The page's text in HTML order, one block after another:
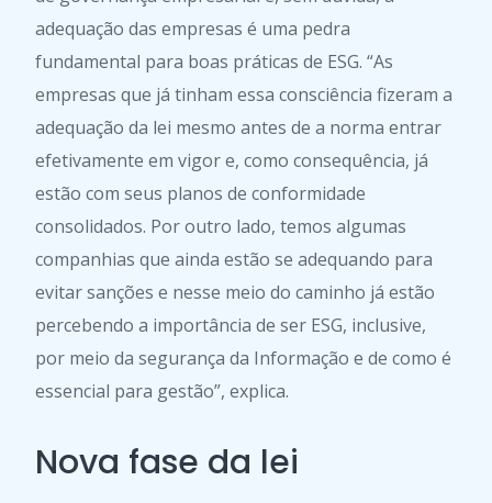
adequação das empresas é uma pedra
fundamental para boas práticas de ESG. “As
empresas que já tinham essa consciência fizeram a
adequação da lei mesmo antes de a norma entrar
efetivamente em vigor e, como consequência, já
estão com seus planos de conformidade
consolidados. Por outro lado, temos algumas
companhias que ainda estão se adequando para
evitar sanções e nesse meio do caminho já estão
percebendo a importância de ser ESG, inclusive,
por meio da segurança da Informação e de como é
essencial para gestão”, explica.
Nova fase da lei